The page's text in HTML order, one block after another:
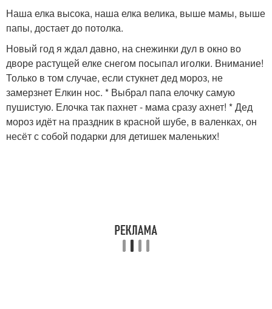
Наша елка высока, наша елка велика, выше мамы, выше
папы, достает до потолка.
Новый год я ждал давно, на снежинки дул в окно во
дворе растущей елке снегом посыпал иголки. Внимание!
Только в том случае, если стукнет дед мороз, не
замерзнет Елкин нос. * Выбрал папа елочку самую
пушистую. Елочка так пахнет - мама сразу ахнет! * Дед
мороз идёт на праздник в красной шубе, в валенках, он
несёт с собой подарки для детишек маленьких!